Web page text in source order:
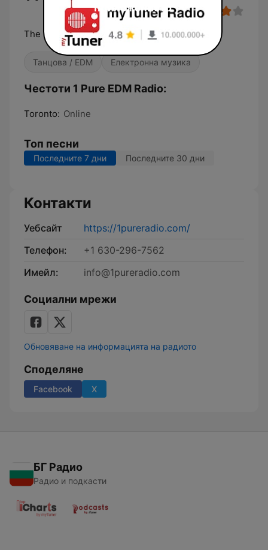
The best EDM variety anywhere.
Танцова / EDM Електронна музика
Честоти 1 Pure EDM Radio:
Toronto: Online
Топ песни
Последните 7 дни Последните 30 дни
Контакти
Уебсайт
https://1pureradio.com/
Телефон:
+1 630-296-7562
Имейл:
info@1pureradio.com
Социални мрежи
Обновяване на информацията на радиото
Споделяне
Facebook X
БГ Радио
Радио и подкасти
приложението